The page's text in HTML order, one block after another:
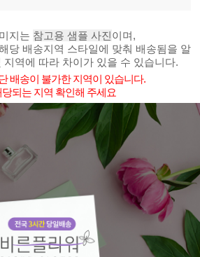
지는 참고용 샘플 사진이며,
당 배송지역 스타일에 맞춰 배송됨을 알
지역에 따라 차이가 있을 수 있습니다.
배송이 불가한 지역이 있습니다.
당되는 지역 확인해 주세요